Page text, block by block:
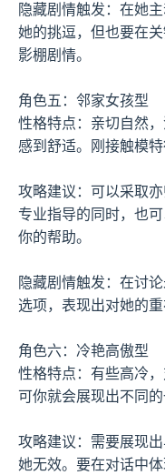
隐藏剧情触发：在她
她的挑逗，但也要在
影棚剧情。
角色五：邻家女孩型
性格特点：亲切自然
感到舒适。刚接触模
攻略建议：可以采取
专业指导的同时，也
你的帮助。
隐藏剧情触发：在讨
选项，表现出对她的
角色六：冷艳高傲型
性格特点：有些高冷
可你就会展现出不同的
攻略建议：需要展现
她无效。要在对话中